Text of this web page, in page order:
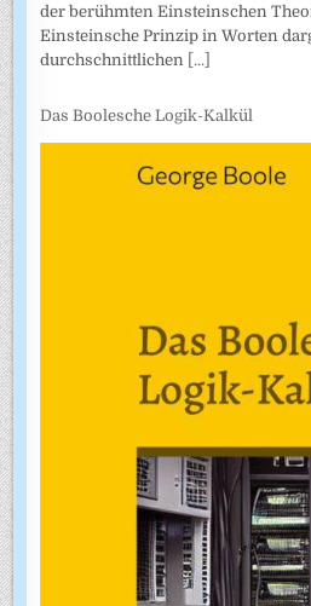
der berühmten Einsteinschen
Einsteinsche Prinzip in Worten
durchschnittlichen [...]
Das Boolesche Logik-Kalkül